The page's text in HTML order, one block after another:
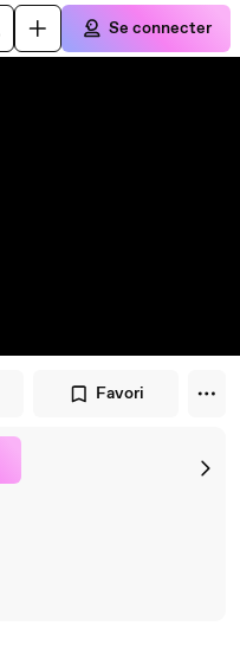
Se connecter
Favori